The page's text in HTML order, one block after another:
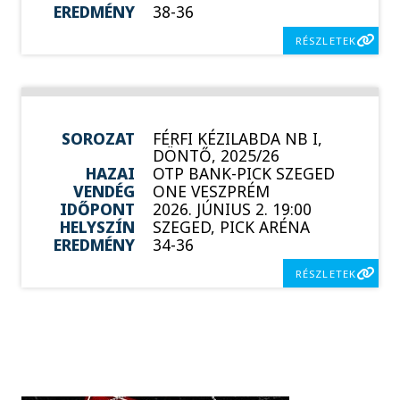
EREDMÉNY
38-36
RÉSZLETEK
SOROZAT FÉRFI KÉZILABDA NB I,
DÖNTŐ, 2025/26
HAZAI
OTP BANK-PICK SZEGED
VENDÉG
ONE VESZPRÉM
IDŐPONT
2026. JÚNIUS 2. 19:00
HELYSZÍN
SZEGED, PICK ARÉNA
EREDMÉNY
34-36
RÉSZLETEK